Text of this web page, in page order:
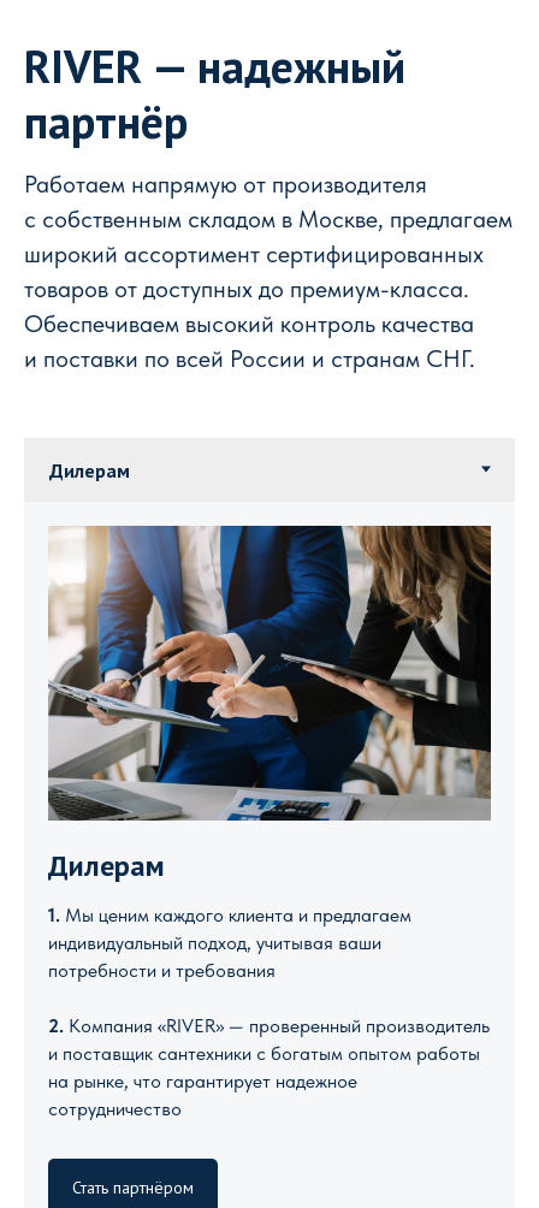
RIVER — надежный
партнёр
Работаем напрямую от производителя
с собственным складом в Москве, предлагаем
широкий ассортимент сертифицированных
товаров от доступных до премиум-класса.
Обеспечиваем высокий контроль качества
и поставки по всей России и странам СНГ.
Дилерам
1. Мы ценим каждого клиента и предлагаем
индивидуальный подход, учитывая ваши
потребности и требования
2. Компания «RIVER» — проверенный производитель
и поставщик сантехники с богатым опытом работы
на рынке, что гарантирует надежное
сотрудничество
Стать партнёром